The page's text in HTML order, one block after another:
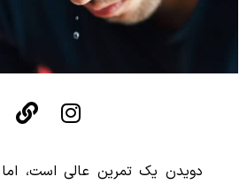
دویدن یک تمرین عالی است،